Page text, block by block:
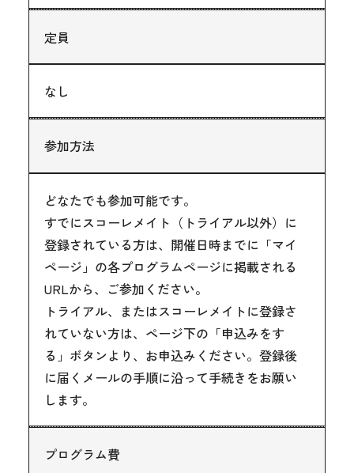
定員
なし
参加方法
どなたでも参加可能です。
すでにスコーレメイト（トライアル以外）に
登録されている方は、開催日時までに「マイ
ページ」の各プログラムページに掲載される
URLから、ご参加ください。
トライアル、またはスコーレメイトに登録さ
れていない方は、ページ下の「申込みをす
る」ボタンより、お申込みください。登録後
に届くメールの手順に沿って手続きをお願い
します。
プログラム費